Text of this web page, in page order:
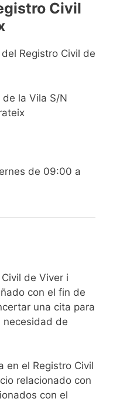
Civil
Registro Civil de
de la Vila S/N
de 09:00 a
de Viver i
con el fin de
una cita para
necesidad de
en el Registro Civil
relacionado con
con el